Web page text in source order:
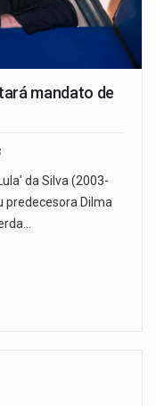
mandato de
da Silva (2003-
predecesora Dilma